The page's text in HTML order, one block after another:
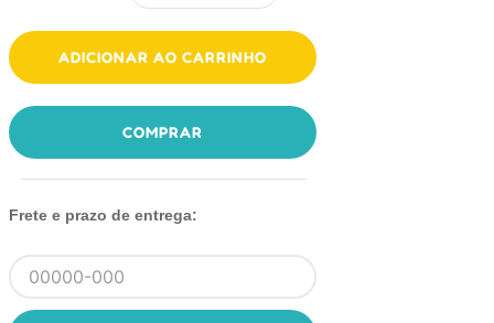
ADICIONAR AO CARRINHO
COMPRAR
Frete e prazo de entrega: